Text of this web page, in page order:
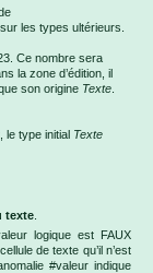
sur les types ultérieurs.
Ce nombre sera
la zone d’édition, il
son origine Texte
le type initial Texte
texte
logique est FAUX
de texte qu’il n’est
#valeur indique